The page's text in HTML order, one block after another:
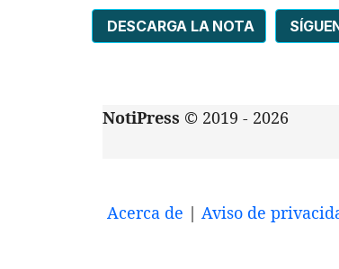
DESCARGA LA NOTA
NotiPress © 2019 - 2026
Acerca de | Aviso de